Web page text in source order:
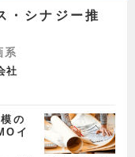
・シナジー推
系
社
の
イ